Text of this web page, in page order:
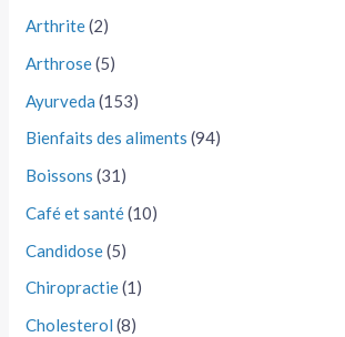
Arthrite(2)
Arthrose(5)
Ayurveda (153)
Bienfaits des aliments (94)
Boissons (31)
Café et santé(10)
Candidose(5)
Chiropractie(1)
Cholesterol (8)